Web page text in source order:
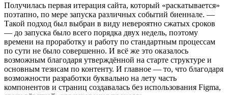
Получилась первая итерация сайта, который «раскатывается»
поэтапно, по мере запуска различных событий биеннале. —
Такой подход был выбран в виду невероятно сжатых сроков
— до запуска было всего порядка двух недель, поэтому
времени на проработку и работу по стандартным процессам
по сути не было совершенно. И всё же это оказалось
возможным благодаря утверждённой на старте структуре и
основным тезисам по контенту. И главное — то, что благодаря
возможности разработки буквально на лету часть
компонентов и страниц создавалась без использования Figma,